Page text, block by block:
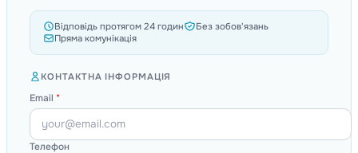
Відповідь протягом 24 годин
Без зобов'язань
Пряма комунікація
КОНТАКТНА ІНФОРМАЦІЯ
Email *
Телефон